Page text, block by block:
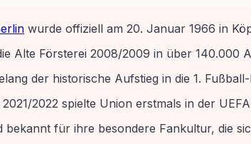
wurde offiziell am 20. Januar 1966 in
Alte Försterei 2008/2009 in über 140.000
der historische Aufstieg in die 1.
2022 spielte Union erstmals in der
bekannt für ihre besondere Fankultur, die